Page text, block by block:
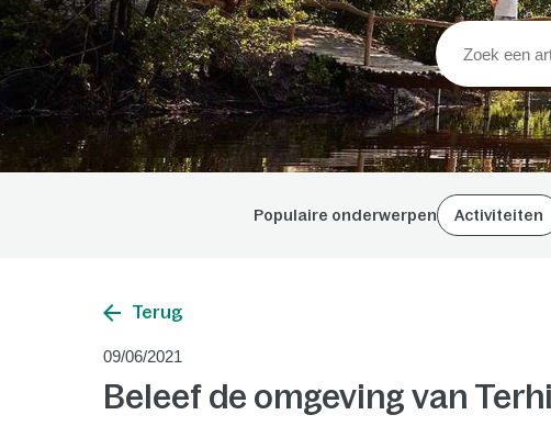
Populaire onderwerpen Activiteiten
Terug
09/06/2021
Beleef de omgeving van